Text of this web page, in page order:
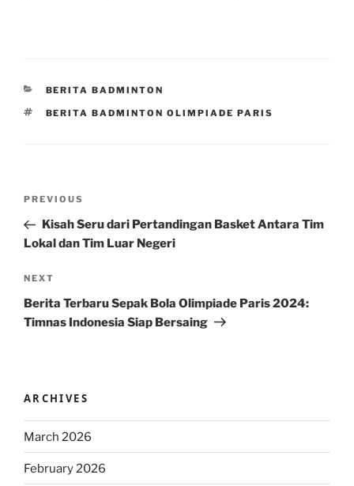
CATEGORIES
BERITA BADMINTON
TAGS
BERITA BADMINTON OLIMPIADE PARIS
Previous
Post
PREVIOUS
Kisah Seru dari Pertandingan Basket Antara Tim
Lokal dan Tim Luar Negeri
Next
Post
NEXT
Berita Terbaru Sepak Bola Olimpiade Paris 2024:
Timnas Indonesia Siap Bersaing
ARCHIVES
March 2026
February 2026